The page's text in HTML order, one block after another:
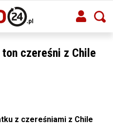
czereśni z Chile
z czereśniami z Chile